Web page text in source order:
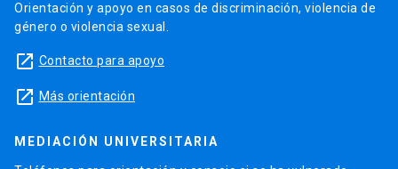
Orientación y apoyo en casos de discriminación, violencia de
género o violencia sexual.
launch Contacto para apoyo
launch Más orientación
MEDIACIÓN UNIVERSITARIA